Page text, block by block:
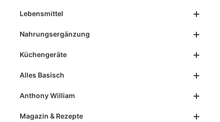
Lebensmittel
Nahrungsergänzung
Küchengeräte
Alles Basisch
Anthony William
Magazin & Rezepte